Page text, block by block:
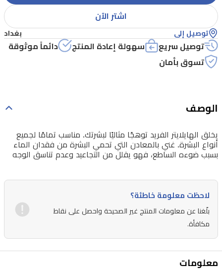
اشتر الآن
توصيل إلى بغداد
توصيل سريع سهولة إعادة المنتج
دائماً موثوقة
تسوق بأمان
الوصف
يخلق الهايلايتر الفريد توهجًا مثاليًا لبشرتك. مناسب تمامًا لجميع
أنواع البشرة. غني بالمعادن التي تحمي البشرة من فقدان الماء
بسبب ضوءه الساطع، فهو يقلل من التجاعيد وعدم تناسق الوجه
لاحظت معلومة خاطئة؟
بلّغنا عن معلومات المنتج غير الصحيحة واحصل على نقاط
مكافأة.
معلومات